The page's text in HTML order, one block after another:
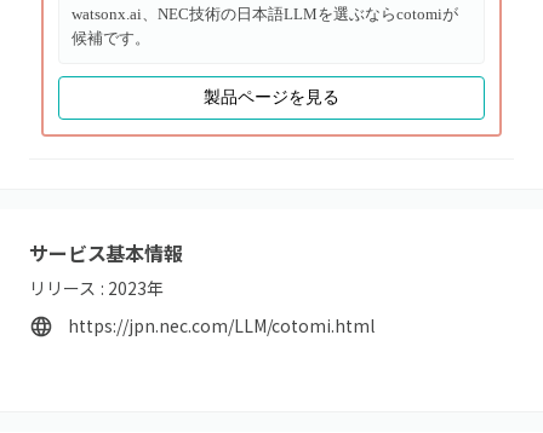
watsonx.ai、NEC技術の日本語LLMを選ぶならcotomiが
候補です。
製品ページを見る
サービス基本情報
リリース : 2023年
https://jpn.nec.com/LLM/cotomi.html